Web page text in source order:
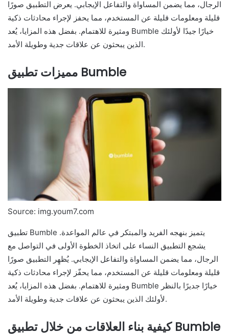
الرجال، مما يضمن المساواة والتفاعل الإيجابي. يعرض التطبيق صورًا
قليلة ومعلومات قليلة عن المستخدم، مما يحفز لإجراء محادثات ذكية
ومثيرة للاهتمام. بفضل هذه المزايا، يُعد Bumble خيارًا جيدًا لأولئك
الذين يبحثون عن علاقات جدية وطويلة الأمد.
مميزات تطبيق Bumble
Source: img.youm7.com
تطبيق Bumble يتميز بنهجه الفريد والمبتكر في عالم المواعدة.
يشجع التطبيق النساء على اتخاذ الخطوة الأولى في التواصل مع
الرجال، مما يضمن المساواة والتفاعل الإيجابي. يُظهِر التطبيق صورًا
قليلة ومعلومات قليلة عن المستخدم، مما يحفّز لإجراء محادثات ذكية
ومثيرة للاهتمام. بفضل هذه المزايا، يُعد Bumble خيارًا جديرًا بالنظر
لأولئك الذين يبحثون عن علاقات جدية وطويلة الأمد.
كيفية بناء العلاقات من خلال تطبيق Bumble